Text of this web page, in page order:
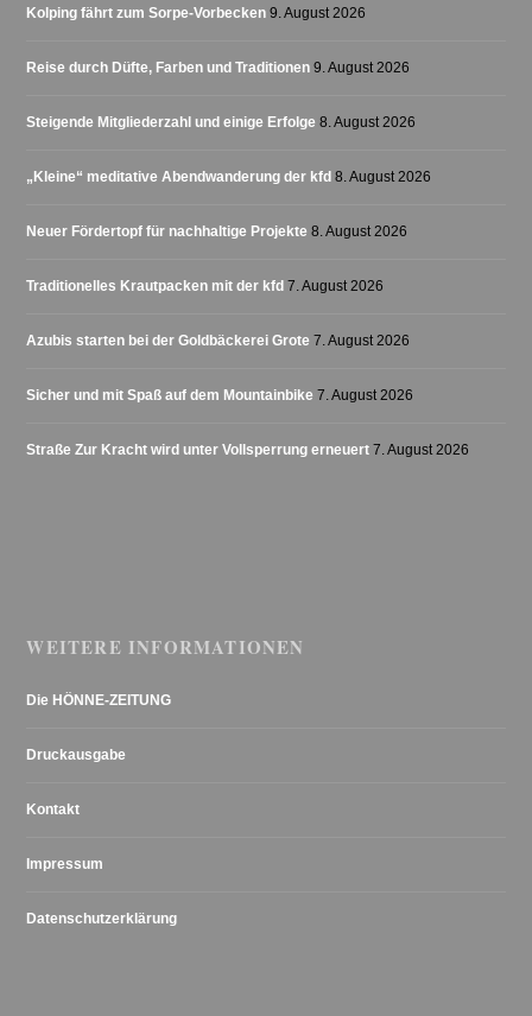
Kolping fährt zum Sorpe-Vorbecken 9. August 2026
Reise durch Düfte, Farben und Traditionen 9. August 2026
Steigende Mitgliederzahl und einige Erfolge 8. August 2026
„Kleine“ meditative Abendwanderung der kfd 8. August 2026
Neuer Fördertopf für nachhaltige Projekte 8. August 2026
Traditionelles Krautpacken mit der kfd 7. August 2026
Azubis starten bei der Goldbäckerei Grote 7. August 2026
Sicher und mit Spaß auf dem Mountainbike 7. August 2026
Straße Zur Kracht wird unter Vollsperrung erneuert 7. August 2026
WEITERE INFORMATIONEN
Die HÖNNE-ZEITUNG
Druckausgabe
Kontakt
Impressum
Datenschutzerklärung